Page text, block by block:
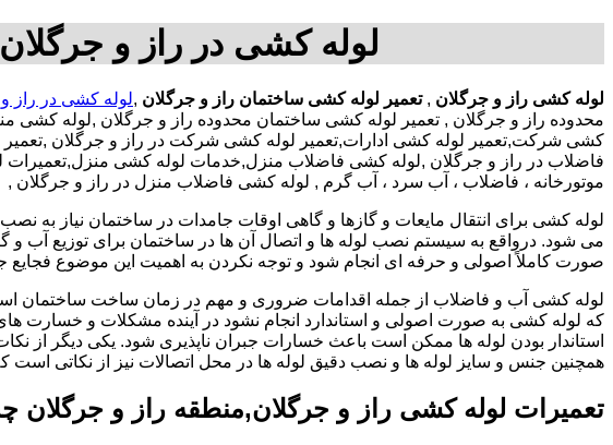
لوله کشی در راز و
لوله کشی راز و جرگلان ,تعمیر لوله کشی ساختمان راز و جرگلان ,لوله کشی در راز
محدوده راز و جرگلان , تعمیر لوله کشی ساختمان محدوده راز و جرگلان ,لوله کشی
کشی شرکت,تعمیر لوله کشی ادارات,تعمیر لوله کشی شرکت در راز و جرگلان ,تعمیر
فاضلاب در راز و جرگلان ,لوله کشی فاضلاب منزل,خدمات لوله کشی منزل,تعمیرات
موتورخانه ، فاضلاب ، آب سرد ، آب گرم , لوله کشی فاضلاب منزل در راز و جرگلان ,
لوله کشی برای انتقال مایعات و گازها و گاهی اوقات جامدات در ساختمان نیاز به
می شود. درواقع به سیستم نصب لوله ها و اتصال آن ها در ساختمان برای توزیع آب و
صورت کاملاً اصولی و حرفه ای انجام شود و توجه نکردن به اهمیت این موضوع فجایع
لوله کشی آب و فاضلاب از جمله اقدامات ضروری و مهم در زمان ساخت ساختمان
که لوله کشی به صورت اصولی و استاندارد انجام نشود در آینده مشکلات و خسارت
استاندار بودن لوله ها ممکن است باعث خسارات جبران ناپذیری شود. یکی دیگر از
همچنین جنس و سایز لوله ها و نصب دقیق لوله ها در محل اتصالات نیز از نکاتی
تعمیرات لوله کشی راز و جرگلان,منطقه راز و جرگلان